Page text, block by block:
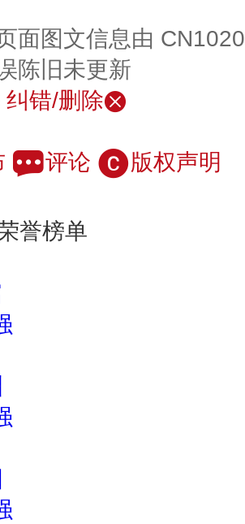
面图文信息由
陈旧未更新
纠错/删除
评论 版权声明
誉榜单